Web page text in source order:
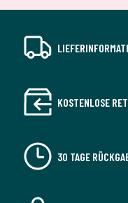
KOSTENLOSE
30 TAGE